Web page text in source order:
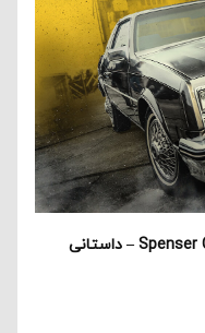
نقد فیلم محرمانه اسپنسر Spenser Confidential – داستانی